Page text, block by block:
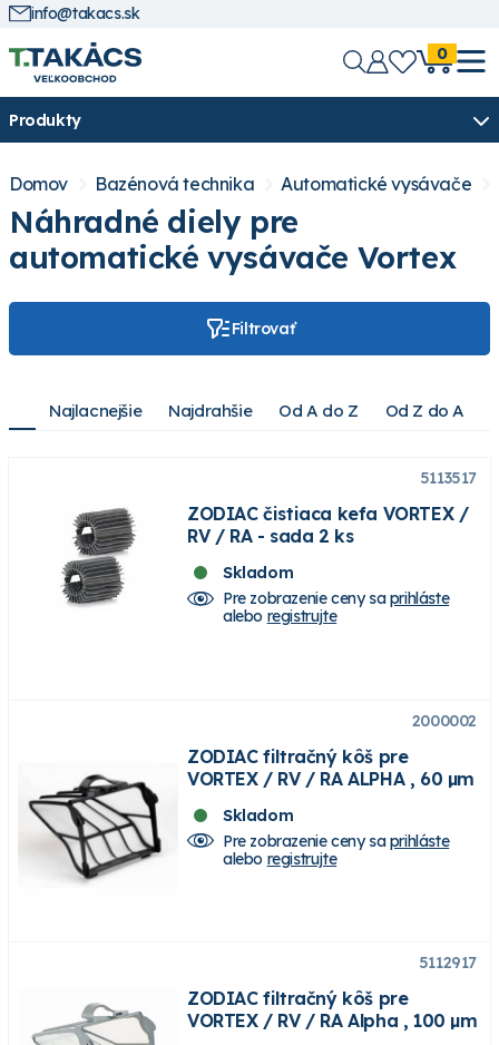
info@takacs.sk
0
Produkty
Domov Bazénová technika Automatické vysávače
Náhradné diely pre
automatické vysávače Vortex
Filtrovať
Najlacnejšie Najdrahšie Od A do Z Od Z do A
5113517
ZODIAC čistiaca kefa VORTEX /
RV / RA - sada 2 ks
Skladom
Pre zobrazenie ceny saprihláste
alebo registrujte
2000002
ZODIAC filtračný kôš pre
VORTEX / RV / RA ALPHA , 60 µm
Skladom
Pre zobrazenie ceny saprihláste
alebo registrujte
5112917
ZODIAC filtračný kôš pre
VORTEX / RV / RA Alpha , 100 µm